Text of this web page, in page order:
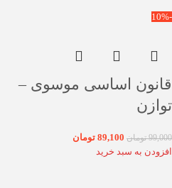
-10%
قانون اساسی موسوی –
توازن
99,000 تومان 89,100 تومان
افزودن به سبد خرید